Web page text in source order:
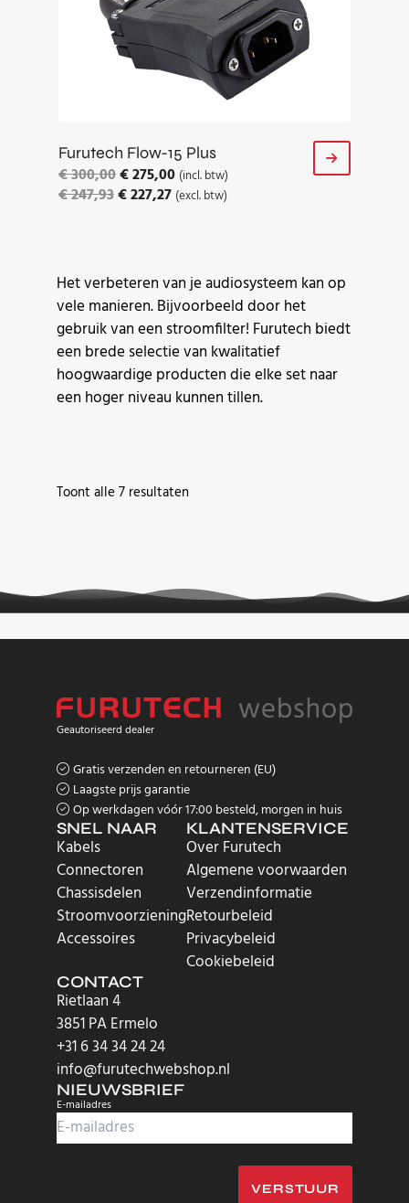
Het verbeteren van je audiosysteem kan op
vele manieren. Bijvoorbeeld door het
gebruik van een stroomfilter! Furutech biedt
een brede selectie van kwalitatief
hoogwaardige producten die elke set naar
een hoger niveau kunnen tillen.
Furutech Flow-15 Plus
€300,00€275,00 (incl. btw)
€247,93€227,27 (excl. btw)
Toont alle 7 resultatenGesorteerd
Geautoriseerd dealer
Gratis verzenden en retourneren (EU)
Laagste prijs garantie
Op werkdagen vóór 17:00 besteld, morgen in huis
SNEL NAAR
Kabels
Connectoren
Chassisdelen
Stroomvoorziening
Accessoires
KLANTENSERVICE
Over Furutech
Algemene voorwaarden
Verzendinformatie
Retourbeleid
Privacybeleid
Cookiebeleid
CONTACT
Rietlaan 4
3851 PA Ermelo
+31 6 34 34 24 24
info@furutechwebshop.nl
NIEUWSBRIEF
E-mailadres